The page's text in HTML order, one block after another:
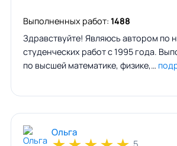
Выполненных работ: 1488
Здравствуйте! Являюсь автором по
студенческих работ с 1995 года.
по высшей математике, физике,…
Ольга